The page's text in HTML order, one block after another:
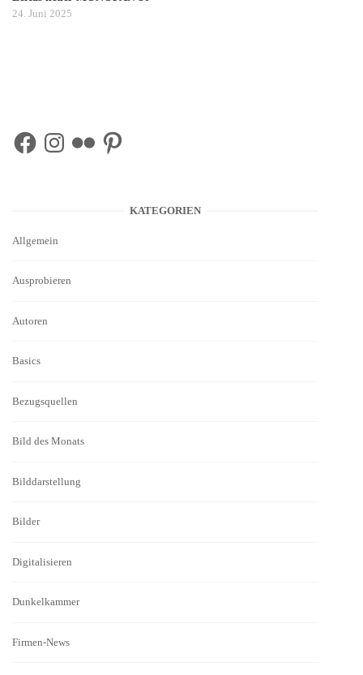
24. Juni 2025
FacebookInstagram
Flickr Pinterest
KATEGORIEN
Allgemein
Ausprobieren
Autoren
Basics
Bezugsquellen
Bild des Monats
Bilddarstellung
Bilder
Digitalisieren
Dunkelkammer
Firmen-News